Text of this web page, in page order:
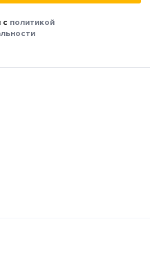
c политикой